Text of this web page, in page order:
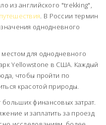
из английского "trekking",
путешествия. В России термин
однодневного
для однодневного
Yellowstone в США. Каждый
чтобы пройти по
красотой природы.
финансовых затрат.
и заплатить за проезд